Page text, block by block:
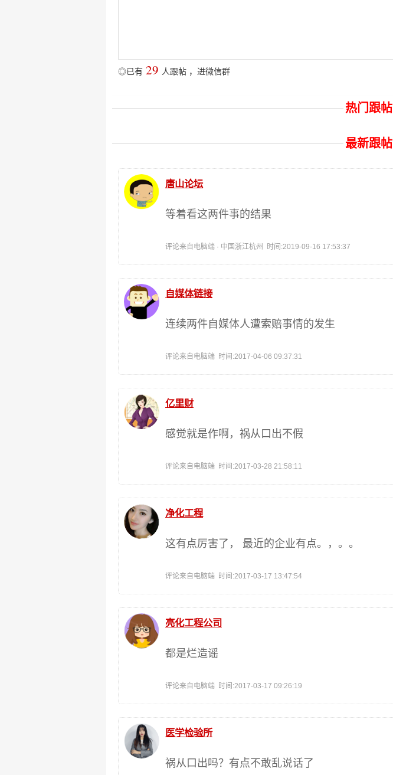
◎已有 29 人跟帖 ， 进微信群
热门跟帖
最新跟帖
唐山论坛
等着看这两件事的结果
评论来自电脑端 · 中国浙江杭州 时间:2019-09-16 17:53:37
自媒体链接
连续两件自媒体人遭索赔事情的发生
评论来自电脑端 时间:2017-04-06 09:37:31
亿里财
感觉就是作啊，祸从口出不假
评论来自电脑端 时间:2017-03-28 21:58:11
净化工程
这有点厉害了， 最近的企业有点。，。。
评论来自电脑端 时间:2017-03-17 13:47:54
亮化工程公司
都是烂造谣
评论来自电脑端 时间:2017-03-17 09:26:19
医学检验所
祸从口出吗？有点不敢乱说话了